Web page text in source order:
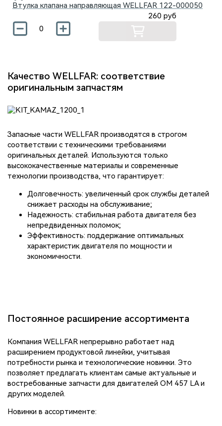
Втулка клапана направляющая WELLFAR 122-000050
260 руб
Качество WELLFAR: соответствие
оригинальным запчастям
Запасные части WELLFAR производятся в строгом
соответствии с техническими требованиями
оригинальных деталей. Используются только
высококачественные материалы и современные
технологии производства, что гарантирует:
Долговечность: увеличенный срок службы деталей
снижает расходы на обслуживание;
Надежность: стабильная работа двигателя без
непредвиденных поломок;
Эффективность: поддержание оптимальных
характеристик двигателя по мощности и
экономичности.
Постоянное расширение ассортимента
Компания WELLFAR непрерывно работает над
расширением продуктовой линейки, учитывая
потребности рынка и технологические новинки. Это
позволяет предлагать клиентам самые актуальные и
востребованные запчасти для двигателей OM 457 LA и
других моделей.
Новинки в ассортименте: